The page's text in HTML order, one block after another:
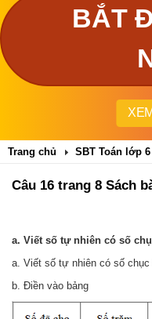
BẮT
Trang chủ SBT Toán lớp 6
Câu 16 trang 8 Sách
a. Viết số tự nhiên có số
a. Viết số tự nhiên có số
b. Điền vào bảng